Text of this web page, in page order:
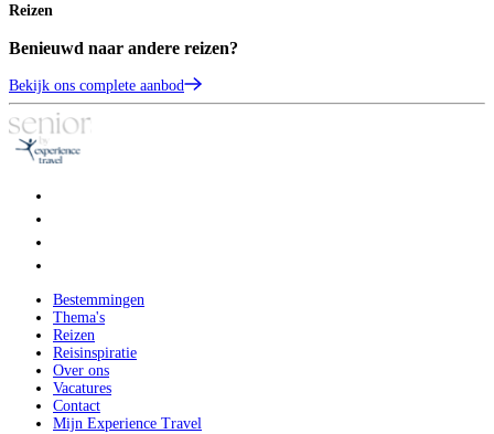
Reizen
Benieuwd naar andere reizen?
Bekijk ons complete aanbod
Bestemmingen
Thema's
Reizen
Reisinspiratie
Over ons
Vacatures
Contact
Mijn Experience Travel